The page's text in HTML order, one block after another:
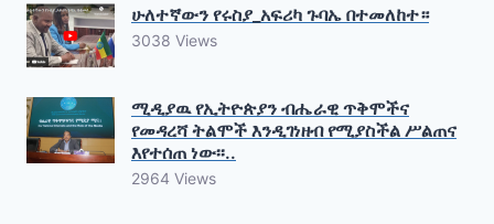
ሁለተኛውን የሩስያ_አፍሪካ ጉባኤ በተመለከተ።
3038 Views
ሚዲያዉ የኢትዮጵያን ብሔራዊ ጥቅሞችና
የመዳረሻ ትልሞች እንዲገነዘብ የሚያስችል ሥልጠና
እየተሰጠ ነው፡፡..
2964 Views